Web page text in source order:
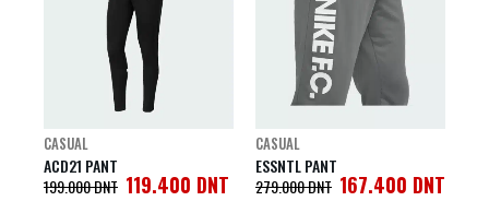
CASUAL
ACD21 PANT
199.000DNT 119.400 DNT
CASUAL
ESSNTL PANT
279.000DNT 167.400 DNT